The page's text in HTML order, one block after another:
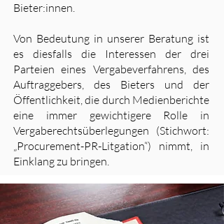
Bieter:innen.
Von Bedeutung in unserer Beratung ist
es diesfalls die Interessen der drei
Parteien eines Vergabeverfahrens, des
Auftraggebers, des Bieters und der
Öffentlichkeit, die durch Medienberichte
eine immer gewichtigere Rolle in
Vergaberechtsüberlegungen (Stichwort:
„Procurement-PR-Litgation“) nimmt, in
Einklang zu bringen.